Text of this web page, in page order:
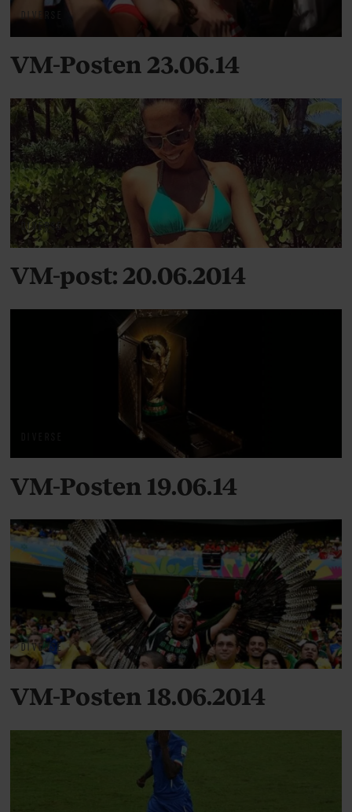
DIVERSE
VM-Posten 23.06.14
DIVERSE
VM-post: 20.06.2014
VM-Posten 19.06.14
DIVERSE
VM-Posten 18.06.2014